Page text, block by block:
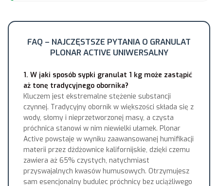
FAQ – NAJCZĘSTSZE PYTANIA O GRANULAT
PLONAR ACTIVE UNIWERSALNY
1. W jaki sposób sypki granulat 1 kg może zastąpić
aż tonę tradycyjnego obornika?
Kluczem jest ekstremalne stężenie substancji
czynnej. Tradycyjny obornik w większości składa się z
wody, słomy i nieprzetworzonej masy, a czysta
próchnica stanowi w nim niewielki ułamek. Plonar
Active powstaje w wyniku zaawansowanej humifikacji
materii przez dżdżownice kalifornijskie, dzięki czemu
zawiera aż 65% czystych, natychmiast
przyswajalnych kwasów humusowych. Otrzymujesz
sam esencjonalny budulec próchnicy bez uciążliwego